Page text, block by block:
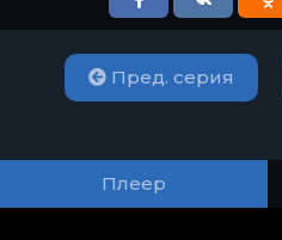
Пред. серия
Плеер